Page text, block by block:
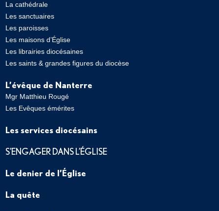
La cathédrale
Les sanctuaires
Les paroisses
Les maisons d’Église
Les librairies diocésaines
Les saints & grandes figures du diocèse
L’évêque de Nanterre
Mgr Matthieu Rougé
Les Evêques émérites
Les services diocésains
S’ENGAGER DANS L’ÉGLISE
Le denier de l’Église
La quête